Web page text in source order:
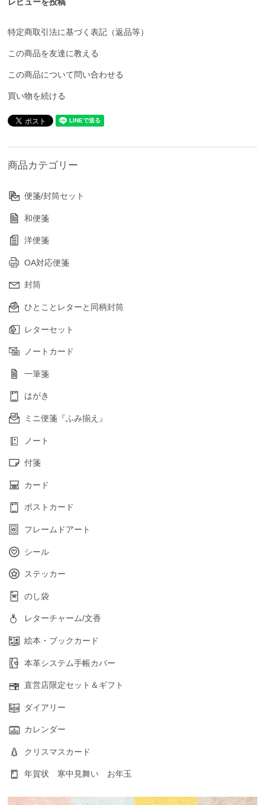
特定商取引法に基づく表記（返品等）
この商品を友達に教える
この商品について問い合わせる
買い物を続ける
商品カテゴリー
便箋/封筒セット
和便箋
洋便箋
OA対応便箋
封筒
ひとことレターと同柄封筒
レターセット
ノートカード
一筆箋
はがき
ミニ便箋『ふみ揃え』
ノート
付箋
カード
ポストカード
フレームドアート
シール
ステッカー
のし袋
レターチャーム/文香
絵本・ブックカード
本革システム手帳カバー
直営店限定セット＆ギフト
ダイアリー
カレンダー
クリスマスカード
年賀状 寒中見舞い お年玉